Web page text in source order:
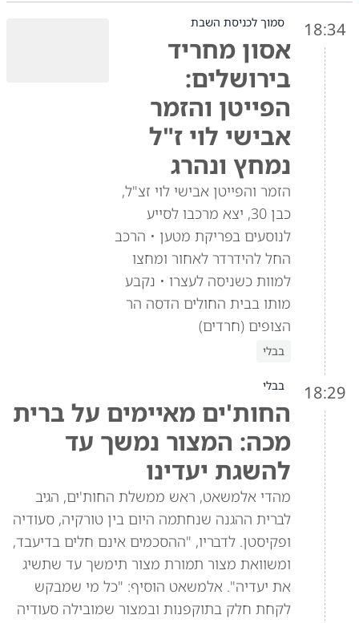
18:34 סמוך לכניסת השבת
אסון מחריד
בירושלים:
הפייטן והזמר
אבישי לוי ז"ל
נמחץ ונהרג
הזמר והפייטן אבישי לוי זצ"ל,
כבן 30, יצא מרכבו לסייע
לנוסעים בפריקת מטען • הרכב
החל להידרדר לאחור ומחצו
למוות כשניסה לעצרו • נקבע
מותו בבית החולים הדסה הר
הצופים (חרדים)
בבלי
18:29 בבלי
החות'ים מאיימים על ברית
מכה: המצור נמשך עד
להשגת יעדינו
מהדי אלמשאט, ראש ממשלת החות'ים, הגיב
לברית ההגנה שנחתמה היום בין טורקיה, סעודיה
ופקיסטן. לדבריו, "ההסכמים אינם חלים בדיעבד,
ומשוואת מצור תמורת מצור תימשך עד שתשיג
את יעדיה". אלמשאט הוסיף: "כל מי שמבקש
לקחת חלק בתוקפנות ובמצור שמובילה סעודיה